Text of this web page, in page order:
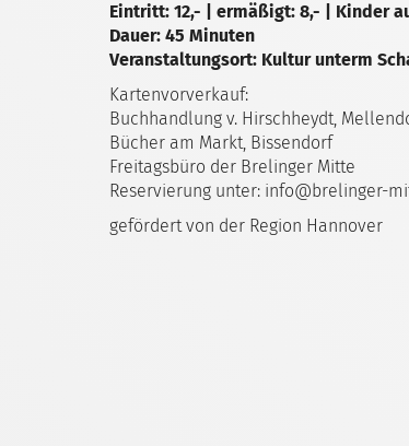
Eintritt: 12,- | ermäßigt: 8,- | Kinder
Dauer: 45 Minuten
Veranstaltungsort: Kultur unterm
Kartenvorverkauf:
Buchhandlung v. Hirschheydt,
Bücher am Markt, Bissendorf
Freitagsbüro der Brelinger Mitte
Reservierung unter: info@brelinger-
gefördert von der Region Hannover